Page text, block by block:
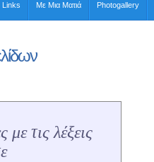
Links Με Μια Ματιά Photogallery
τις λέξεις